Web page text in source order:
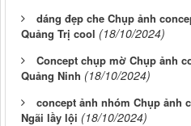
dáng đẹp che Chụp ảnh
Quảng Trị cool (18/10/2024)
Concept chụp mờ Chụp ảnh
Quảng Ninh (18/10/2024)
concept ảnh nhóm Chụp ảnh
Ngãi lầy lội (18/10/2024)